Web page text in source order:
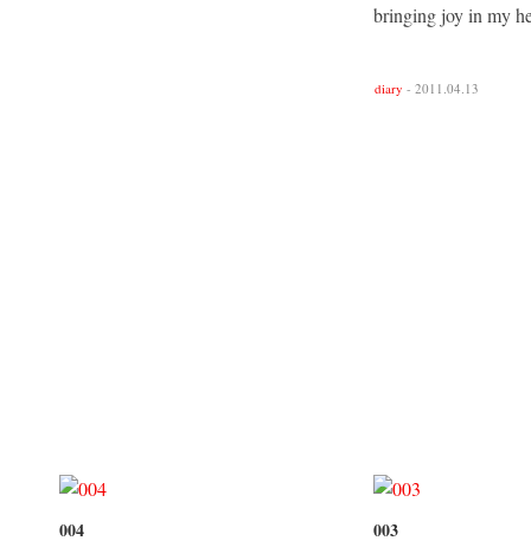
bringing joy in my
diary - 2011.04.13
004
003